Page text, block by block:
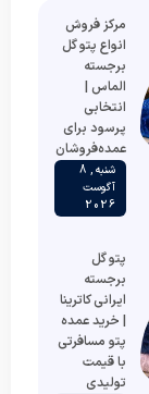
مرکز فروش
انواع پتو گل
برجسته
الماس |
انتخابی
پرسود برای
عمده‌فروشان
شنبه , 8
آگوست
2026
پتو گل
برجسته
ایرانی کاترینا
| خرید عمده
پتو مسافرتی
با قیمت
تولیدی